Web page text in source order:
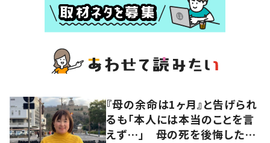
『母の余命は1ヶ月』と告げられ
るも「本人には本当のことを言
えず…」 母の死を後悔した女